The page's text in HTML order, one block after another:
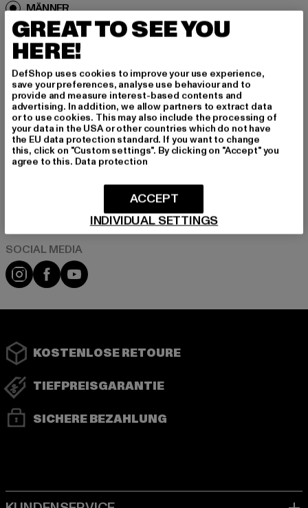
MÄNNER
FRAUEN
E-MAIL
ANMELDEN
Informationen dazu, wie DefShop mit Deinen Daten umgeht, findest Du
in unserer Datenschutzerklärung. Du kannst Dich jederzeit kostenfei
abmelden.Datenschutzerklärung lesen.
Play market
Instagram
FacebookYouTube
KOSTENLOSE RETOURE
TIEFPREISGARANTIE
SICHERE BEZAHLUNG
GREAT TO SEE YOU
HERE!
DefShop uses cookies to improve your use experience,
save your preferences, analyse use behaviour and to
provide and measure interest-based contents and
advertising. In addition, we allow partners to extract data
or to use cookies. This may also include the processing of
your data in the USA or other countries which do not have
the EU data protection standard. If you want to change
this, click on "Custom settings". By clicking on "Accept" you
agree to this. Data protection
INDIVIDUAL SETTINGS
ACCEPT